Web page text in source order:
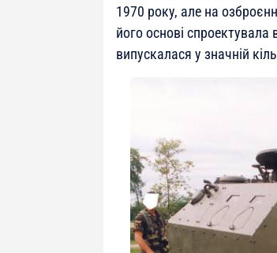
1970 року, але на
його основі спроектувала
випускалася у значній